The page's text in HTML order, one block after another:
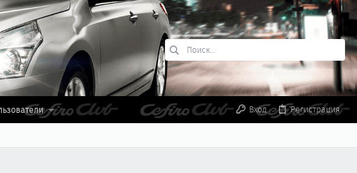
Вход Регистрация